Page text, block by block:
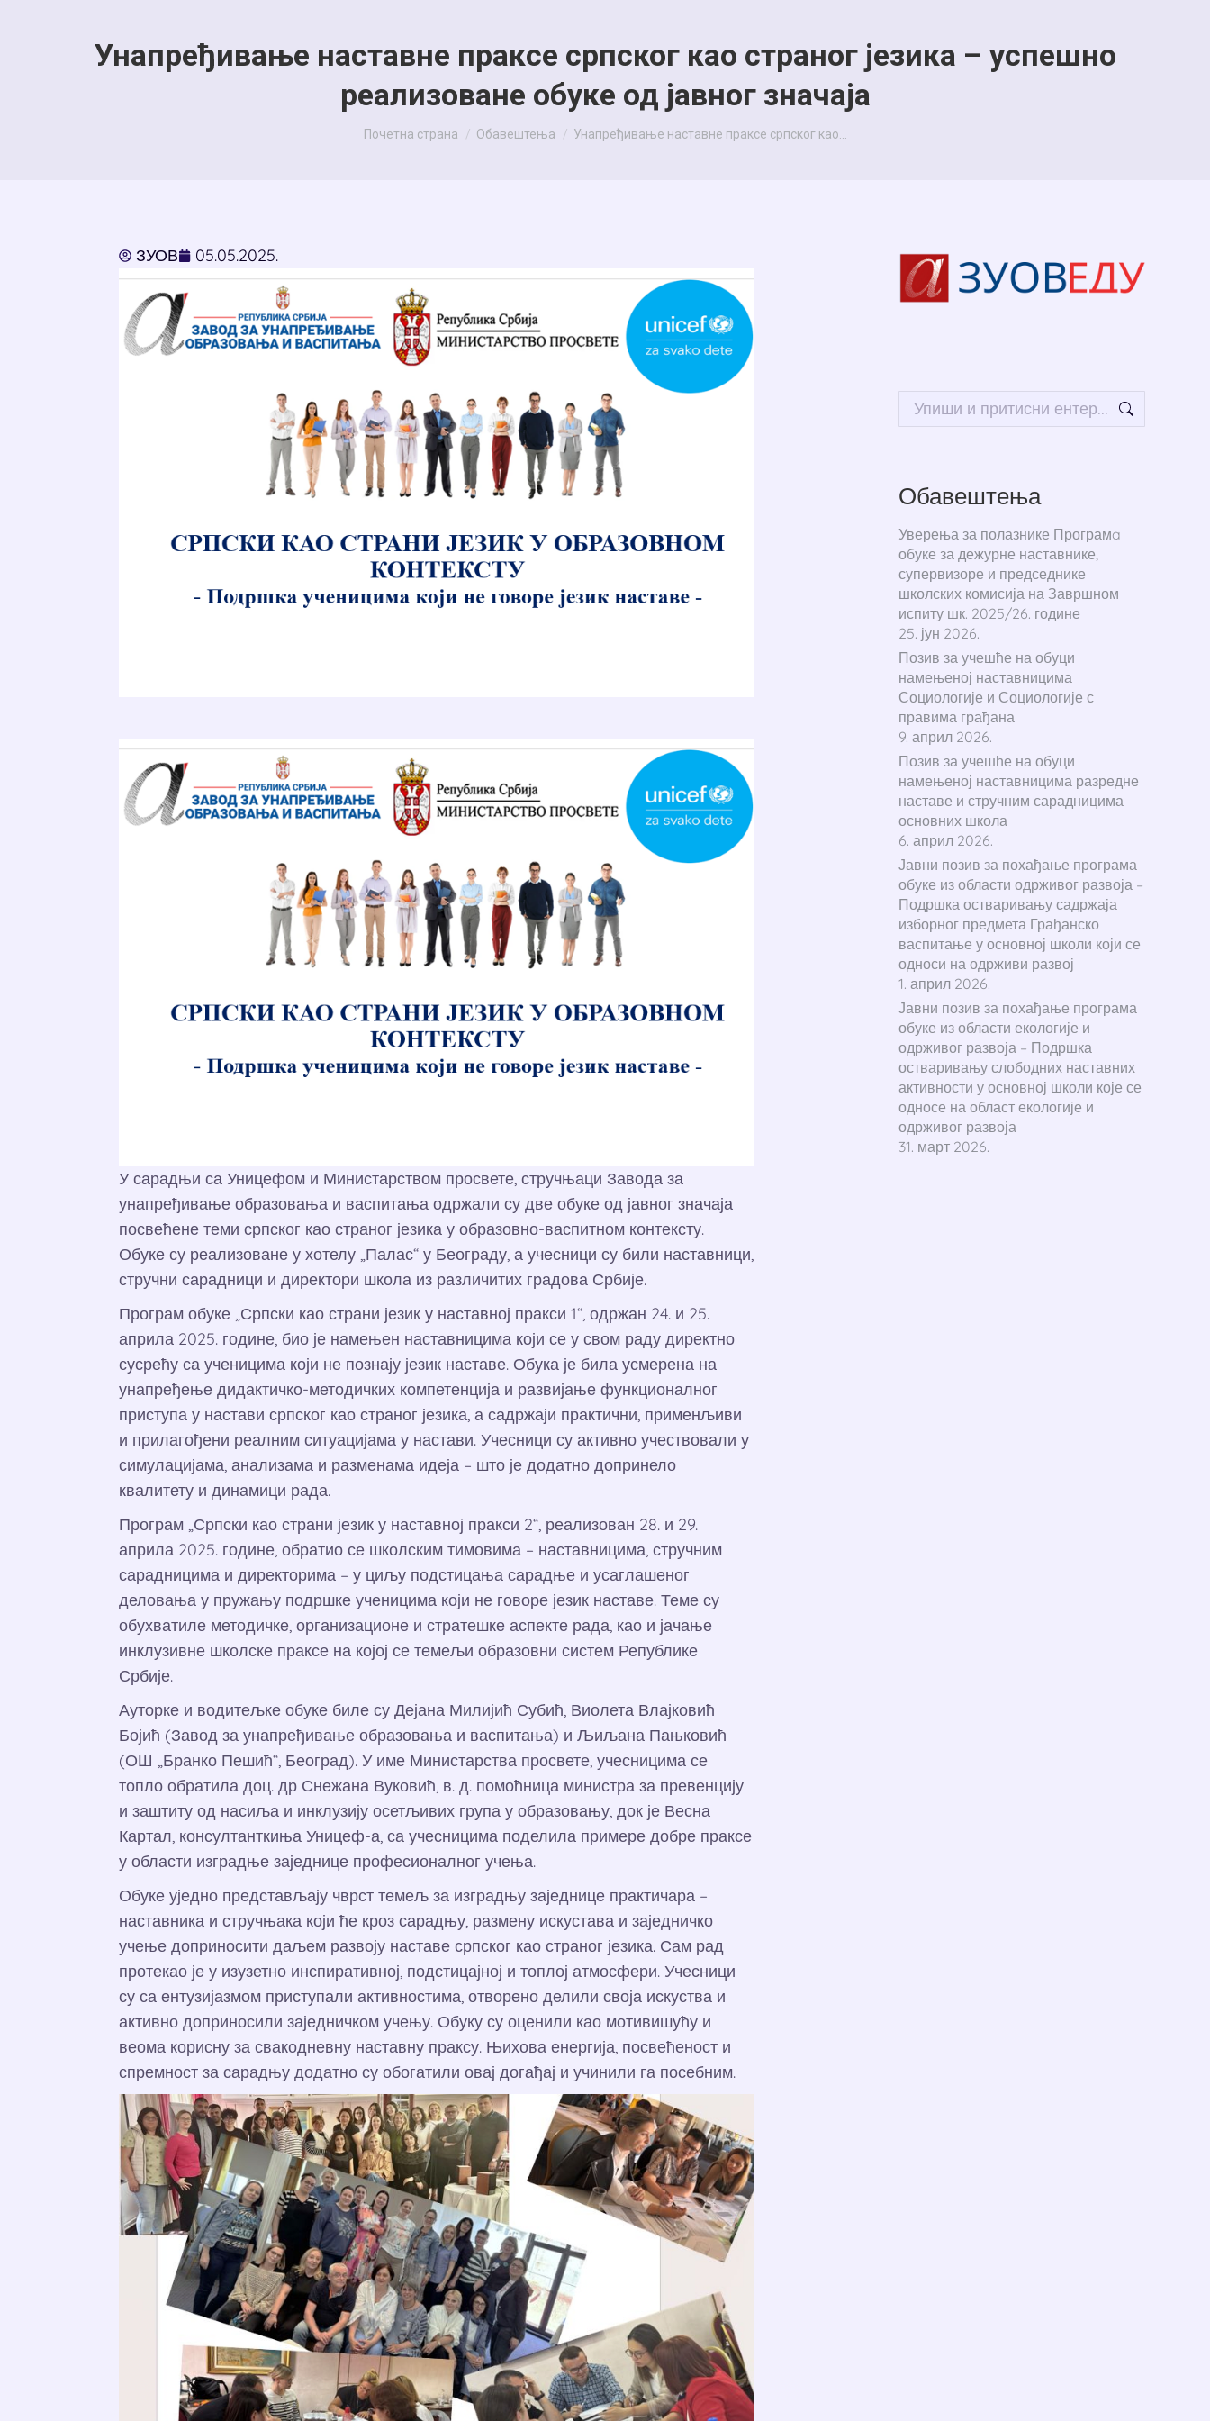
Унапређивање наставне праксе српског као страног језика – успешно
реализоване обуке од јавног значаја
You are here:
Почетна страна Обавештења Унапређивање наставне праксе српског као…
ЗУОВ 05.05.2025.
У сарадњи са Уницефом и Министарством просвете, стручњаци Завода за
унапређивање образовања и васпитања одржали су две обуке од јавног значаја
посвећене теми српског као страног језика у образовно-васпитном контексту.
Обуке су реализоване у хотелу „Палас“ у Београду, а учесници су били наставници,
стручни сарадници и директори школа из различитих градова Србије.
Програм обуке „Српски као страни језик у наставној пракси 1“, одржан 24. и 25.
априла 2025. године, био је намењен наставницима који се у свом раду директно
сусрећу са ученицима који не познају језик наставе. Обука је била усмерена на
унапређење дидактичко-методичких компетенција и развијање функционалног
приступа у настави српског као страног језика, а садржаји практични, применљиви
и прилагођени реалним ситуацијама у настави. Учесници су активно учествовали у
симулацијама, анализама и разменама идеја – што је додатно допринело
квалитету и динамици рада.
Програм „Српски као страни језик у наставној пракси 2“, реализован 28. и 29.
априла 2025. године, обратио се школским тимовима – наставницима, стручним
сарадницима и директорима – у циљу подстицања сарадње и усаглашеног
деловања у пружању подршке ученицима који не говоре језик наставе. Теме су
обухватиле методичке, организационе и стратешке аспекте рада, као и јачање
инклузивне школске праксе на којој се темељи образовни систем Републике
Србије.
Ауторке и водитељке обуке биле су Дејана Милијић Субић, Виолета Влајковић
Бојић (Завод за унапређивање образовања и васпитања) и Љиљана Пањковић
(ОШ „Бранко Пешић“, Београд). У име Министарства просвете, учесницима се
топло обратила доц. др Снежана Вуковић, в. д. помоћница министра за превенцију
и заштиту од насиља и инклузију осетљивих група у образовању, док је Весна
Картал, консултанткиња Уницеф-а, са учесницима поделила примере добре праксе
у области изградње заједнице професионалног учења.
Обуке уједно представљају чврст темељ за изградњу заједнице практичара –
наставника и стручњака који ће кроз сарадњу, размену искустава и заједничко
учење доприносити даљем развоју наставе српског као страног језика. Сам рад
протекао је у изузетно инспиративној, подстицајној и топлој атмосфери. Учесници
су са ентузијазмом приступали активностима, отворено делили своја искуства и
активно доприносили заједничком учењу. Обуку су оценили као мотивишућу и
веома корисну за свакодневну наставну праксу. Њихова енергија, посвећеност и
спремност за сарадњу додатно су обогатили овај догађај и учинили га посебним.
Обавештења
Уверења за полазнике Програмa
обуке за дежурне наставнике,
супервизоре и председнике
школских комисија на Завршном
испиту шк. 2025/26. године
25. јун 2026.
Позив за учешће на обуци
намењеној наставницима
Социологије и Социологије с
правима грађана
9. април 2026.
Позив за учешће на обуци
намењеној наставницима разредне
наставе и стручним сарадницима
основних школа
6. април 2026.
Јавни позив за похађање програма
обуке из области одрживог развоја –
Подршка остваривању садржаја
изборног предмета Грађанско
васпитање у основној школи који се
односи на одрживи развој
1. април 2026.
Јавни позив за похађање програма
обуке из области екологије и
одрживог развоја – Подршка
остваривању слободних наставних
активности у основној школи које се
односе на област екологије и
одрживог развоја
31. март 2026.